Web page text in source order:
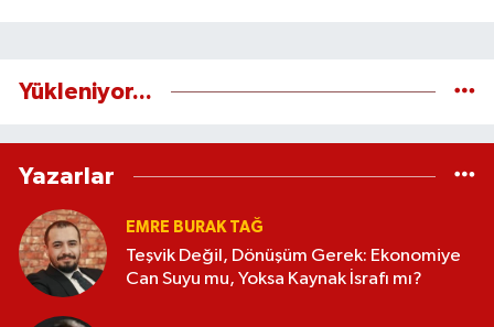
Yükleniyor...
Yazarlar
EMRE BURAK TAĞ
Teşvik Değil, Dönüşüm Gerek: Ekonomiye
Can Suyu mu, Yoksa Kaynak İsrafı mı?